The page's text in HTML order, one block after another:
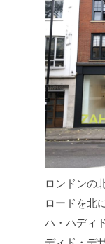
ロンドンの
ロードを北
ハ・ハディ